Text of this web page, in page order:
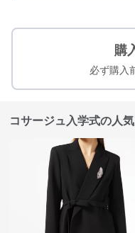
購
必ず購入
コサージュ入学式の人